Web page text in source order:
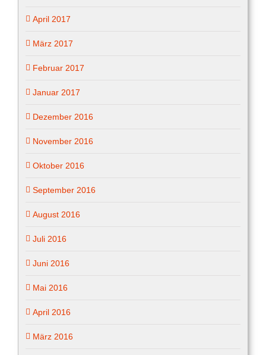
April 2017
März 2017
Februar 2017
Januar 2017
Dezember 2016
November 2016
Oktober 2016
September 2016
August 2016
Juli 2016
Juni 2016
Mai 2016
April 2016
März 2016